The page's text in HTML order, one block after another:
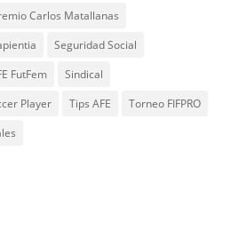
Carlos Matallanas
Seguridad Social
FutFem
Sindical
Player Tips AFE
Torneo FIFPRO